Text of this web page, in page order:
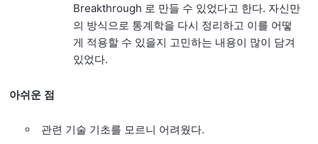
Breakthrough 로 만들 수 있었다고 한다. 자신만
의 방식으로 통계학을 다시 정리하고 이를 어떻
게 적용할 수 있을지 고민하는 내용이 많이 담겨
있었다.
아쉬운 점
관련 기술 기초를 모르니 어려웠다.